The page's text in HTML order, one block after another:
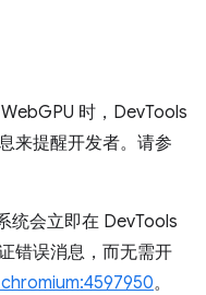
时，DevTools
来提醒开发者。请参
统会立即在 DevTools
错误消息，而无需开
。